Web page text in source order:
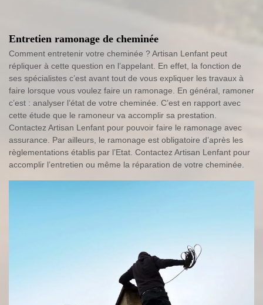
Entretien ramonage de cheminée
Comment entretenir votre cheminée ? Artisan Lenfant peut
répliquer à cette question en l’appelant. En effet, la fonction de
ses spécialistes c’est avant tout de vous expliquer les travaux à
faire lorsque vous voulez faire un ramonage. En général, ramoner
c’est : analyser l’état de votre cheminée. C’est en rapport avec
cette étude que le ramoneur va accomplir sa prestation.
Contactez Artisan Lenfant pour pouvoir faire le ramonage avec
assurance. Par ailleurs, le ramonage est obligatoire d’après les
règlementations établis par l’Etat. Contactez Artisan Lenfant pour
accomplir l’entretien ou même la réparation de votre cheminée.